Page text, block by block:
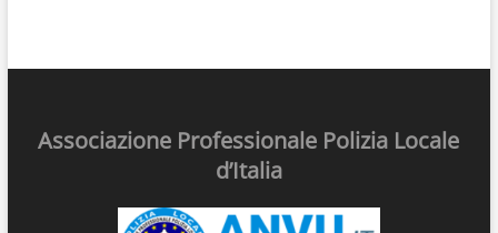
Associazione Professionale Polizia Locale
d’Italia